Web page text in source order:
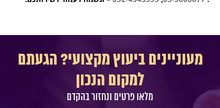
מעוניינים ביעוץ מקצועי? הגעתם
למקום הנכון
מלאו פרטים ונחזור בהקדם